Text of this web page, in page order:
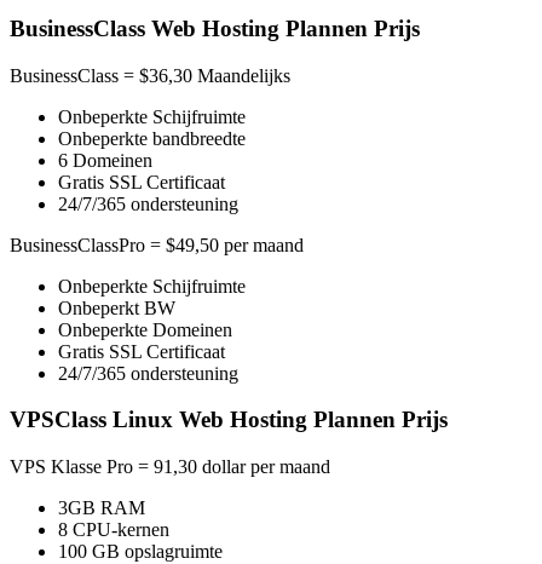
BusinessClass Web Hosting Plannen Prijs
BusinessClass = $36,30 Maandelijks
Onbeperkte Schijfruimte
Onbeperkte bandbreedte
6 Domeinen
Gratis SSL Certificaat
24/7/365 ondersteuning
BusinessClassPro = $49,50 per maand
Onbeperkte Schijfruimte
Onbeperkt BW
Onbeperkte Domeinen
Gratis SSL Certificaat
24/7/365 ondersteuning
VPSClass Linux Web Hosting Plannen Prijs
VPS Klasse Pro = 91,30 dollar per maand
3GB RAM
8 CPU-kernen
100 GB opslagruimte